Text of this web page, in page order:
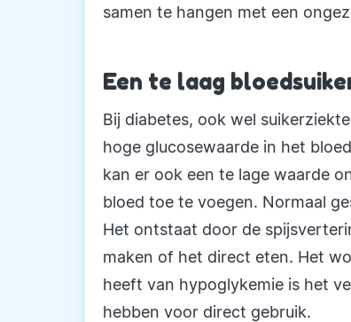
samen te hangen met een
Een te laag
Bij diabetes, ook wel
hoge glucosewaarde in het
kan er ook een te lage waarde
bloed toe te voegen. Normaal
Het ontstaat door de
maken of het direct eten. Het
heeft van hypoglykemie is het
hebben voor direct gebruik.